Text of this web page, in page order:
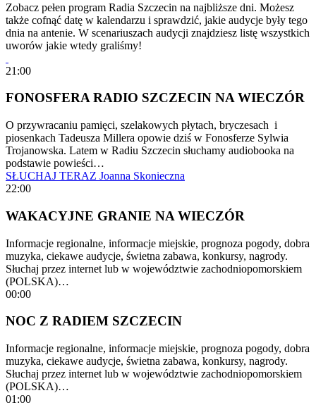
Zobacz pełen program Radia Szczecin na najbliższe dni. Możesz
także cofnąć datę w kalendarzu i sprawdzić, jakie audycje były tego
dnia na antenie. W scenariuszach audycji znajdziesz listę wszystkich
uworów jakie wtedy graliśmy!
21:00
FONOSFERA RADIO SZCZECIN NA WIECZÓR
O przywracaniu pamięci, szelakowych płytach, bryczesach i
piosenkach Tadeusza Millera opowie dziś w Fonosferze Sylwia
Trojanowska. Latem w Radiu Szczecin słuchamy audiobooka na
podstawie powieści…
SŁUCHAJ TERAZ Joanna Skonieczna
22:00
WAKACYJNE GRANIE NA WIECZÓR
Informacje regionalne, informacje miejskie, prognoza pogody, dobra
muzyka, ciekawe audycje, świetna zabawa, konkursy, nagrody.
Słuchaj przez internet lub w województwie zachodniopomorskiem
(POLSKA)…
00:00
NOC Z RADIEM SZCZECIN
Informacje regionalne, informacje miejskie, prognoza pogody, dobra
muzyka, ciekawe audycje, świetna zabawa, konkursy, nagrody.
Słuchaj przez internet lub w województwie zachodniopomorskiem
(POLSKA)…
01:00